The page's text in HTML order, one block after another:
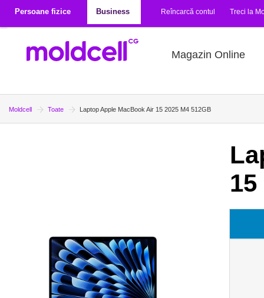
Persoane fizice
Business Reîncarcă contul Treci la
Magazin Online
Moldcell Toate Laptop Apple MacBook Air 15 2025 M4 512GB
15